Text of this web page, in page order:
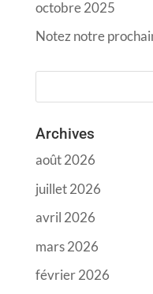
octobre 2025
Notez notre
Archives
août 2026
juillet 2026
avril 2026
mars 2026
février 2026